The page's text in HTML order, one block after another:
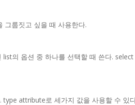
룹짓고 싶을 때 사용한다.
의 옵션 중 하나를 선택할 때 쓴다.
attribute로 세가지 값을 사용할 수 있